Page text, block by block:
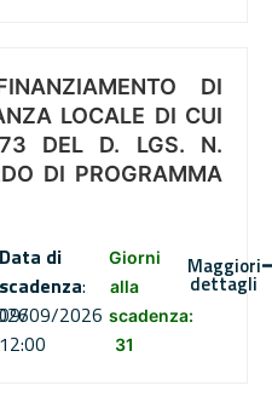
DI
LOCALE DI CUI
DEL D. LGS. N.
DI PROGRAMMA
Data di
scadenza:
09/2026
12:00
Giorni
alla
scadenza:
31
Maggiori
dettagli